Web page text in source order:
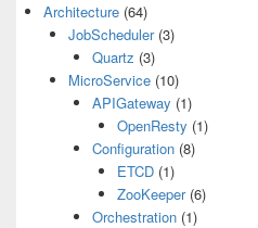
Architecture (64)
JobScheduler(3)
Quartz (3)
MicroService(10)
APIGateway (1)
OpenResty (1)
Configuration (8)
ETCD(1)
ZooKeeper(6)
Orchestration (1)